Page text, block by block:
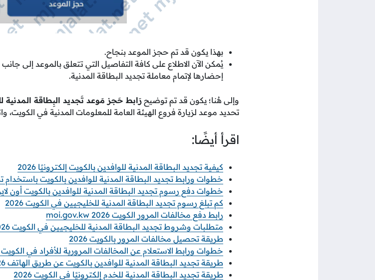
بهذا يكون قد تم حجز الموعد بنجاح.
يُمكن الآن الاطلاع على كافة التفاصيل التي تتعلق بالموعد إلى
إحضارها لإتمام معاملة تجديد البطاقة المدنية.
وإلى هُنا؛ يكون قد تم توضيح رَابط حَجز مَوعد تَجديد البِطاقة المدنية
تحديد موعد لزيارة فروع الهيئة العامة للمعلومات المدنية في الكويت،
اقرأ أيضًا:
كيفية تجديد البطاقة المدنية للوافدين بالكويت إلكترونيًا 2026
خطوات ورابط تجديد البطاقة المدنية للوافدين بالكويت باستخدام
خطوات دفع رسوم تجديد البطاقة المدنية للوافدين بالكويت أون لاين
كم تبلغ رسوم تجديد البطاقة المدنية للخليجيين في الكويت 2026
رابط دفع مخالفات المرور الكويت 2026 moi.gov.kw
متطلبات وشروط تجديد البطاقة المدنية للخليجيين في الكويت 2026
طريقة تحصيل مخالفات المرور بالكويت 2026
خطوات ورابط الاستعلام عن المخالفات المرورية للأفراد في الكويت 2026 moi.gov.kw
طريقة تجديد البطاقة المدنية للوافدين بالكويت عن طريق الهاتف 2026
طريقة تجديد البطاقة المدنية للخدم إلكترونيًا في الكويت 2026